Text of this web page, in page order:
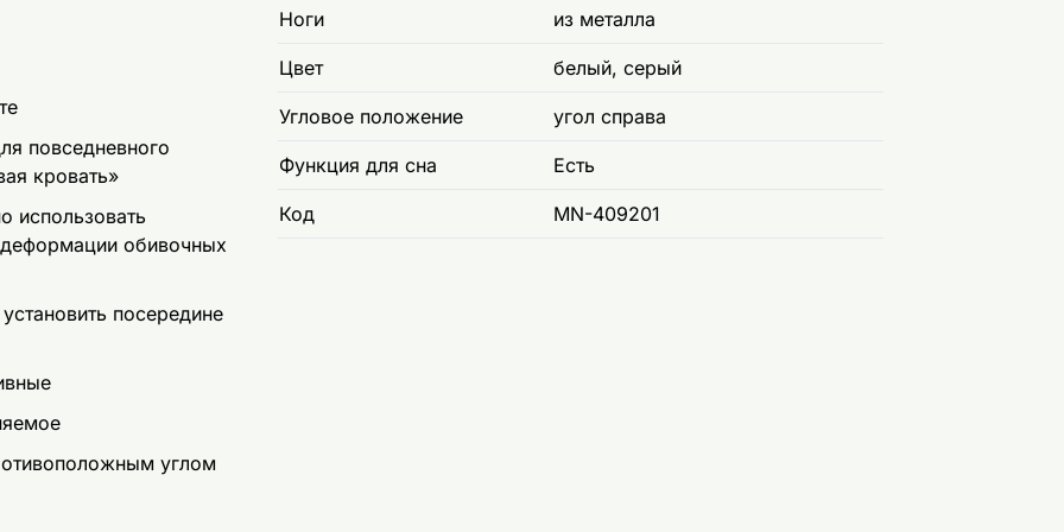
повседневного
кровать»
использовать
обивочных
посередине
углом
Ноги из металла
Цвет белый, серый
Угловое положение угол справа
Функция для сна Есть
Код MN-409201